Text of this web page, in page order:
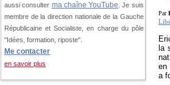
aussi consulter ma chaîne YouTube . Je suis
membre de la direction nationale de la Gauche
Républicaine et Socialiste, en charge du pôle
"Idées, formation, riposte".
Me contacter
en savoir plus
Par
la
en
a